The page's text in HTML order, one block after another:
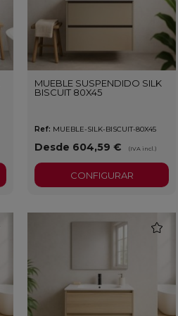
MUEBLE SUSPENDIDO SILK
BISCUIT 80X45
Ref: MUEBLE-SILK-BISCUIT-80X45
Desde 604,59 € (IVA incl.)
CONFIGURAR